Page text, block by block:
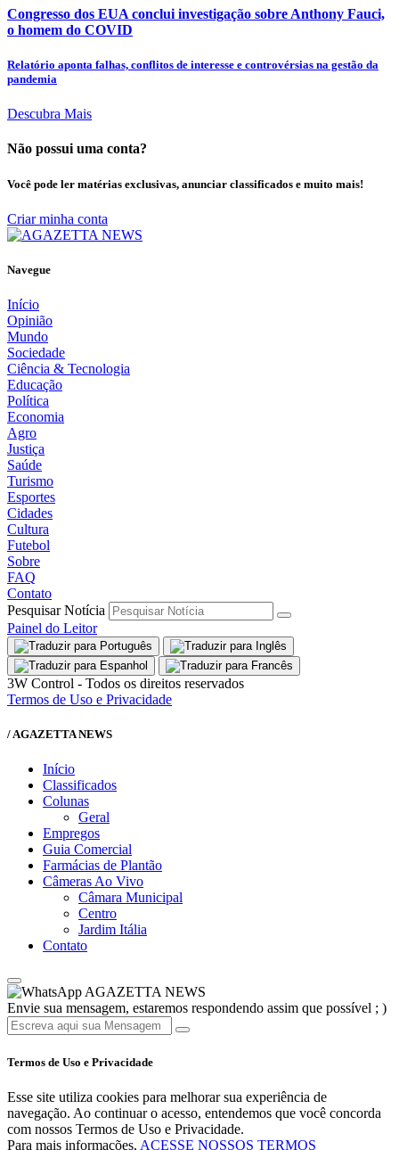
Congresso dos EUA conclui investigação sobre Anthony Fauci,
o homem do COVID
Relatório aponta falhas, conflitos de interesse e controvérsias na gestão da
pandemia
Descubra Mais
Não possui uma conta?
Você pode ler matérias exclusivas, anunciar classificados e muito mais!
Criar minha conta
Navegue
Início
Opinião
Mundo
Sociedade
Ciência & Tecnologia
Educação
Política
Economia
Agro
Justiça
Saúde
Turismo
Esportes
Cidades
Cultura
Futebol
Sobre
FAQ
Contato
Pesquisar Notícia
Painel do Leitor
3W Control - Todos os direitos reservados
Termos de Uso e Privacidade
/ AGAZETTA NEWS
Início
Classificados
Colunas
Geral
Empregos
Guia Comercial
Farmácias de Plantão
Câmeras Ao Vivo
Câmara Municipal
Centro
Jardim Itália
Contato
AGAZETTA NEWS
Envie sua mensagem, estaremos respondendo assim que possível ; )
Termos de Uso e Privacidade
Esse site utiliza cookies para melhorar sua experiência de
navegação. Ao continuar o acesso, entendemos que você concorda
com nossos Termos de Uso e Privacidade.
Para mais informações, ACESSE NOSSOS TERMOS